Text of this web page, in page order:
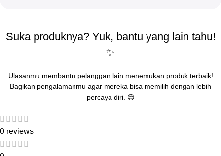
Suka produknya? Yuk, bantu yang lain tahu!
✨
Ulasanmu membantu pelanggan lain menemukan produk terbaik!
Bagikan pengalamanmu agar mereka bisa memilih dengan lebih
percaya diri. 😊
0 reviews